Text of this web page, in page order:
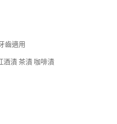
齒適用
酒漬 茶漬 咖啡漬